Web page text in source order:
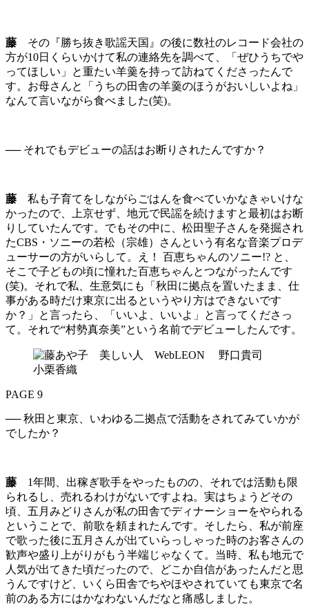
藤 その『勝ち抜き歌謡天国』の後に数社のレコード会社の
方が10日くらいかけて私の連絡先を調べて、「ぜひうちでや
ってほしい」と重たい羊羹を持って訪ねてくださったんで
す。お母さんと「うちの田舎の羊羹のほうがおいしいよね」
なんて言いながら食べました(笑)。
── それでもデビューの話はお断りされたんですか？
藤 私も子育てをしながらごはんを食べていかなきゃいけな
かったので、上京せず、地元で民謡を続けますと最初はお断
りしていたんです。でもその中に、松田聖子さんを発掘され
たCBS・ソニーの若松（宗雄）さんという有名な音楽プロデ
ューサーの方がいらして。え！ 百恵ちゃんのソニー!? と、
そこで子どもの頃に憧れた百恵ちゃんとつながったんです
(笑)。それで私、生意気にも「秋田に拠点を置いたまま、仕
事がある時だけ東京に出るというやり方はできないです
か？」と言ったら、「いいよ、いいよ」と言ってくださっ
て。それで“村勢真奈美”という名前でデビューしたんです。
PAGE 9
── 秋田と東京、いわゆる二拠点で活動をされてみていかが
でしたか？
藤 1年間、出稼ぎ歌手をやったものの、それでは活動も限
られるし、売れるわけがないですよね。実はちょうどその
頃、五月みどりさんが私の田舎でディナーショーをやられる
ということで、前歌を頼まれたんです。そしたら、私が前座
で歌った後に五月さんが出ていらっしゃった時のお客さんの
歓声や盛り上がりがもう半端じゃなくて。当時、私も地元で
人気が出てきた頃だったので、どこか自信があったんだと思
うんですけど、いくら田舎でちやほやされていても東京で名
前のある方にはかなわないんだなと痛感しました。